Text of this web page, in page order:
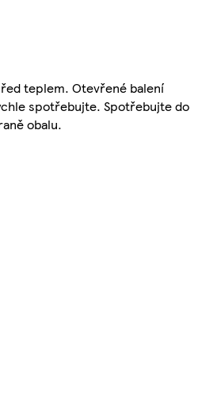
teplem. Otevřené balení
spotřebujte. Spotřebujte do
obalu.